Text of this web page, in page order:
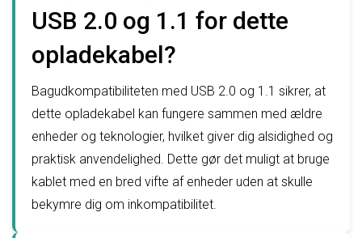
USB 2.0 og 1.1 for dette
opladekabel?
Bagudkompatibiliteten med USB 2.0 og 1.1 sikrer, at
dette opladekabel kan fungere sammen med ældre
enheder og teknologier, hvilket giver dig alsidighed og
praktisk anvendelighed. Dette gør det muligt at bruge
kablet med en bred vifte af enheder uden at skulle
bekymre dig om inkompatibilitet.